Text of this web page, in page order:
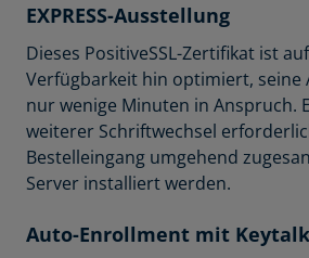
EXPRESS-Ausstellung
Dieses PositiveSSL-Zertifikat ist
Verfügbarkeit hin optimiert, seine
nur wenige Minuten in Anspruch.
weiterer Schriftwechsel
Bestelleingang umgehend
Server installiert werden.
Auto-Enrollment mit Keytalk